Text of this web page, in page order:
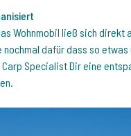
Wohnmobil ließ sich direkt
dafür dass so
Specialist Dir eine